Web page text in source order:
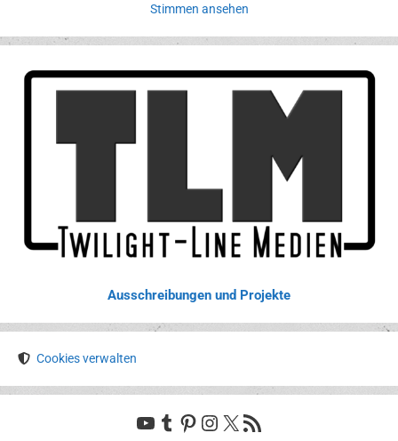
Stimmen ansehen
Ausschreibungen und Projekte
Cookies verwalten
YouTube
Tumblr
Pinterest
Instagram
X RSS-Feed